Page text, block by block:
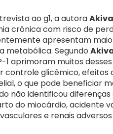
ao g1, a autora
crônica com risco de
apresentam
metabólica. Segundo
1 aprimoram muitos
controle glicêmico,
o que pode beneficiar
não identificou
do miocárdio, acidente
e renais